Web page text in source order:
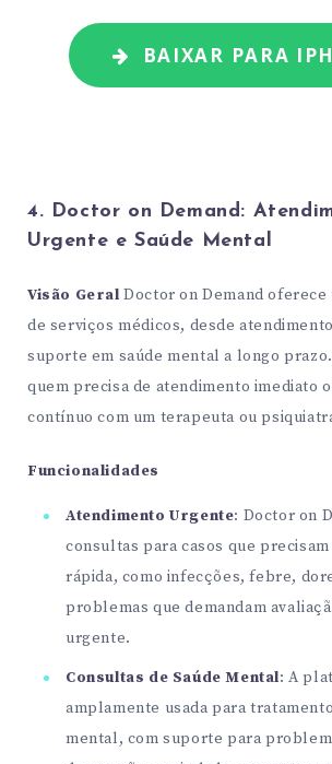
BAIXAR PARA
4. Doctor on Demand:
Urgente e Saúde Mental
Visão Geral Doctor on Demand oferece
de serviços médicos, desde
suporte em saúde mental a longo
quem precisa de atendimento imediato
contínuo com um terapeuta ou
Funcionalidades
Atendimento Urgente: Doctor on
consultas para casos que
rápida, como infecções, febre,
problemas que demandam
urgente.
Consultas de Saúde Mental: A
amplamente usada para
mental, com suporte para